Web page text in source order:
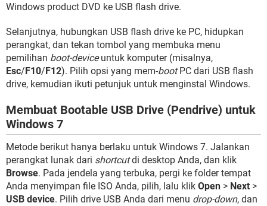
Windows product DVD ke USB flash drive.
Selanjutnya, hubungkan USB flash drive ke PC, hidupkan
perangkat, dan tekan tombol yang membuka menu
pemilihan boot-deviceuntuk komputer (misalnya,
Esc/F10/F12). Pilih opsi yang mem-bootPC dari USB flash
drive, kemudian ikuti petunjuk untuk menginstal Windows.
Membuat Bootable USB Drive (Pendrive) untuk
Windows 7
Metode berikut hanya berlaku untuk Windows 7. Jalankan
perangkat lunak dari shortcutdi desktop Anda, dan klik
Browse. Pada jendela yang terbuka, pergi ke folder tempat
Anda menyimpan file ISO Anda, pilih, lalu klik Open > Next >
USB device. Pilih drive USB Anda dari menu drop-down, dan